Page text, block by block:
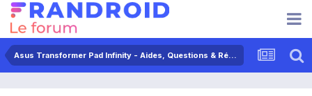
Asus Transformer Pad Infinity - Aides, Questions & Réponses